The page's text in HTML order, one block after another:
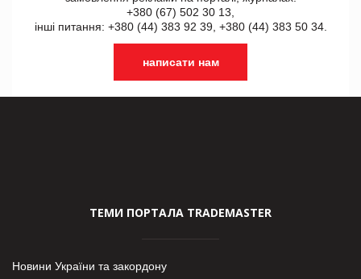
+380 (67) 502 30 13,
інші питання: +380 (44) 383 92 39, +380 (44) 383 50 34.
написати нам
ТЕМИ ПОРТАЛА TRADEMASTER
Новини України та закордону